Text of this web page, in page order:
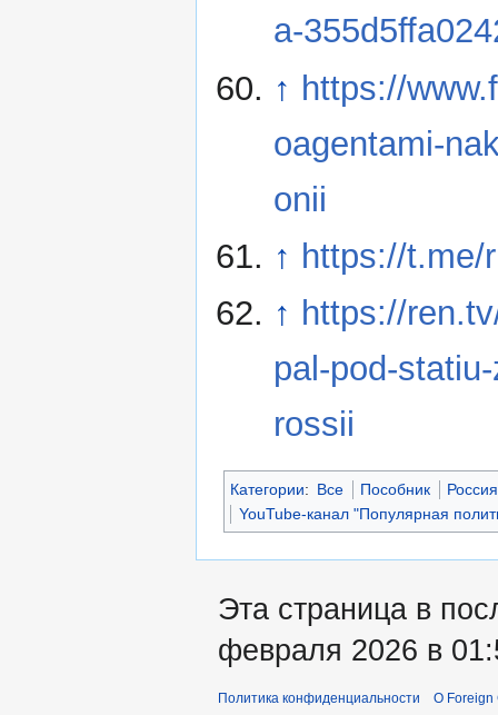
a-
↑ https://
oagentami-
onii
↑ https://t.me/
↑ https://
pal-pod-
rossii
Категории: Все Пособник
Россия
YouTube-канал "Популярная
Эта страница в
февраля 2026 в
Политика конфиденциальности О Foreign